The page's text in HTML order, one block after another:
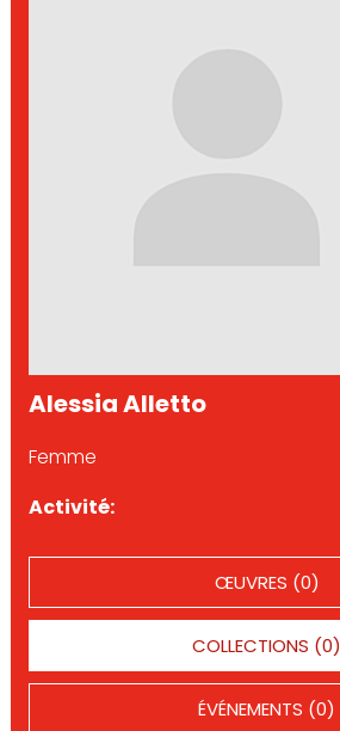
Alessia Alletto
Femme
Activité:
ŒUVRES (0)
COLLECTIONS (0)
ÉVÉNEMENTS (0)